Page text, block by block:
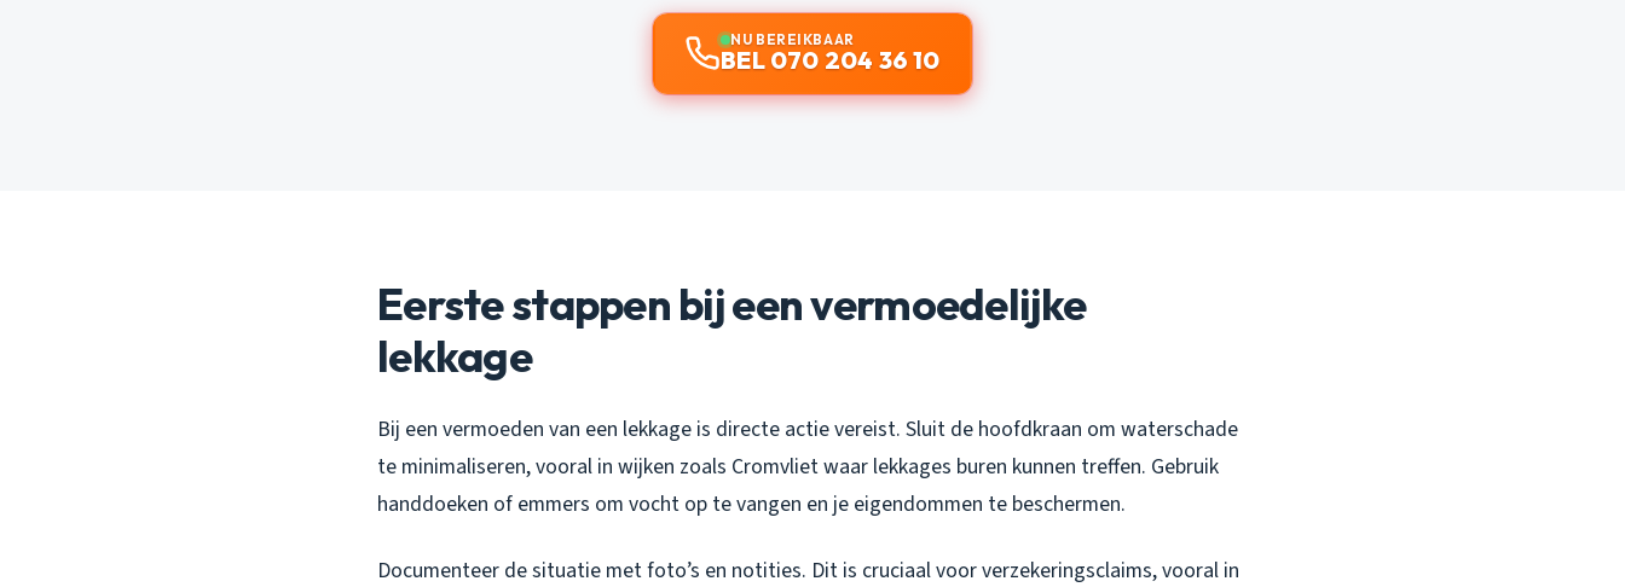
NU BEREIKBAAR
BEL 070 204 36 10
Eerste stappen bij een vermoedelijke
lekkage
Bij een vermoeden van een lekkage is directe actie vereist. Sluit de hoofdkraan om waterschade
te minimaliseren, vooral in wijken zoals Cromvliet waar lekkages buren kunnen treffen. Gebruik
handdoeken of emmers om vocht op te vangen en je eigendommen te beschermen.
Documenteer de situatie met foto’s en notities. Dit is cruciaal voor verzekeringsclaims, vooral in